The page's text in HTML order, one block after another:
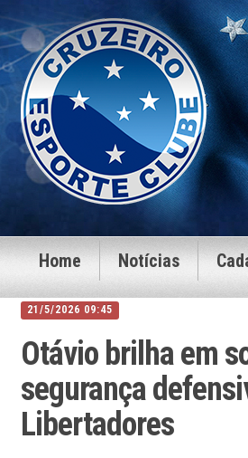
Home Notícias
21/5/2026 09:45
Otávio brilha em
segurança
Libertadores